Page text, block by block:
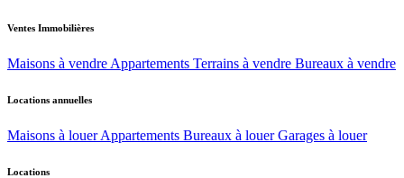
Ventes Immobilières
Maisons à vendre Appartements Terrains à vendre Bureaux à vendre
Locations annuelles
Maisons à louer Appartements Bureaux à louer Garages à louer
Locations